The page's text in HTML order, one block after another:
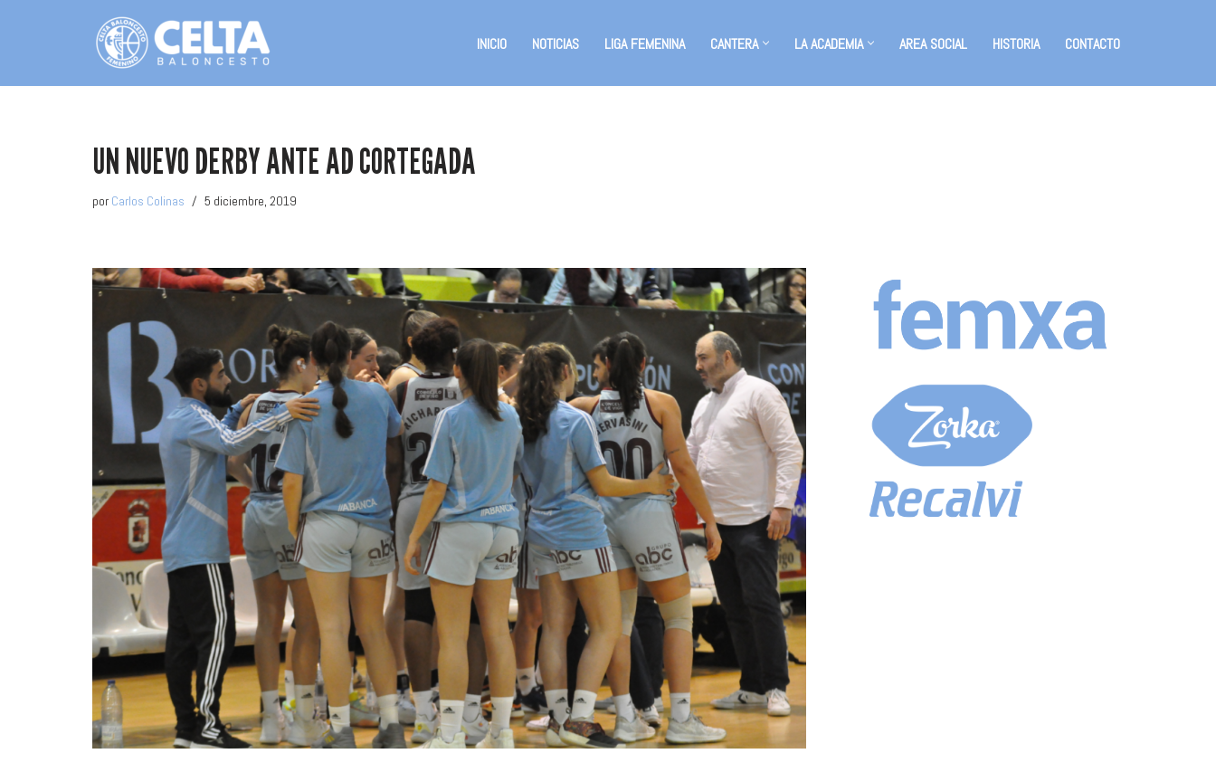
INICIO NOTICIAS LIGA FEMENINA CANTERA LA ACADEMIA AREA SOCIAL HISTORIA CONTACTO
UN NUEVO DERBY ANTE AD CORTEGADA
por Carlos Colinas 5 diciembre, 2019